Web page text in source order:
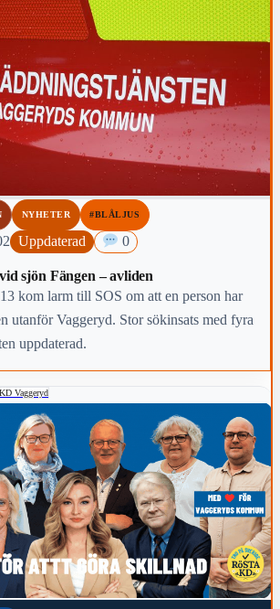
NYHETER #BLÅLJUS
Uppdaterad 0
sjön Fängen – avliden
kom larm till SOS om att en person har
utanför Vaggeryd. Stor sökinsats med fyra
uppdaterad.
Vaggeryd